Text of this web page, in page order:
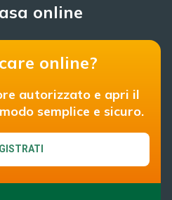
online
online?
autorizzato e apri il
semplice e sicuro.